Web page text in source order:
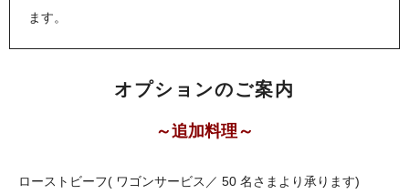
ます。
オプションのご案内
～追加料理～
ローストビーフ( ワゴンサービス／ 50 名さまより承ります)